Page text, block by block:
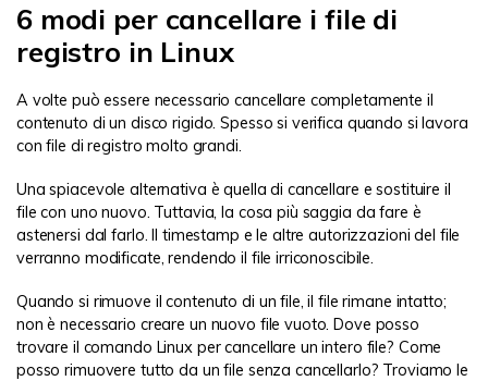
6 modi per cancellare i file di
registro in Linux
A volte può essere necessario cancellare completamente il
contenuto di un disco rigido. Spesso si verifica quando si lavora
con file di registro molto grandi.
Una spiacevole alternativa è quella di cancellare e sostituire il
file con uno nuovo. Tuttavia, la cosa più saggia da fare è
astenersi dal farlo. Il timestamp e le altre autorizzazioni del file
verranno modificate, rendendo il file irriconoscibile.
Quando si rimuove il contenuto di un file, il file rimane intatto;
non è necessario creare un nuovo file vuoto. Dove posso
trovare il comando Linux per cancellare un intero file? Come
posso rimuovere tutto da un file senza cancellarlo? Troviamo le